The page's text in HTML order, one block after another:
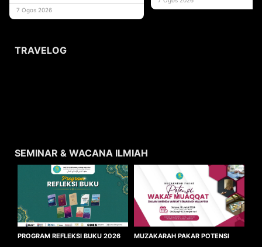
usaha
7 Ogos 2026
TRAVELOG
SEMINAR & WACANA ILMIAH
PROGRAM REFLEKSI BUKU 2026
MUZAKARAH PAKAR POTENSI